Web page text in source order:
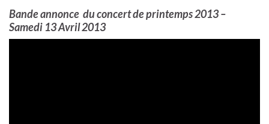
Bande annonce du concert de printemps 2013 –
Samedi 13 Avril 2013